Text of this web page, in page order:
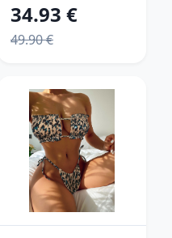
34.93 €
49.90 €